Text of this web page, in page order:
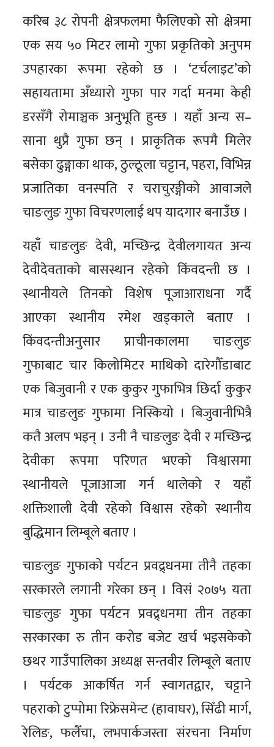
करिब ३८ रोपनी क्षेत्रफलमा फैलिएको सो क्षेत्रमा
एक सय ५० मिटर लामो गुफा प्रकृतिको अनुपम
उपहारका रूपमा रहेको छ । ‘टर्चलाइट’को
सहायतामा अँध्यारो गुफा पार गर्दा मनमा केही
डरसँगै रोमाञ्चक अनुभूति हुन्छ । यहाँ अन्य स–
साना थुप्रै गुफा छन् । प्राकृतिक रूपमै मिलेर
बसेका ढुङ्गाका थाक, ठुल्ठूला चट्टान, पहरा, विभिन्न
प्रजातिका वनस्पति र चराचुरङ्गीको आवाजले
चाङलुङ गुफा विचरणलाई थप यादगार बनाउँछ ।
यहाँ चाङलुङ देवी, मच्छिन्द्र देवीलगायत अन्य
देवीदेवताको बासस्थान रहेको किंवदन्ती छ ।
स्थानीयले तिनको विशेष पूजाआराधना गर्दै
आएका स्थानीय रमेश खड्काले बताए ।
किंवदन्तीअनुसार प्राचीनकालमा चाङलुङ
गुफाबाट चार किलोमिटर माथिको दारेगौँडाबाट
एक बिजुवानी र एक कुकुर गुफाभित्र छिर्दा कुकुर
मात्र चाङलुङ गुफामा निस्कियो । बिजुवानीभित्रै
कतै अलप भइन् । उनी नै चाङलुङ देवी र मच्छिन्द्र
देवीका रूपमा परिणत भएको विश्वासमा
स्थानीयले पूजाआजा गर्न थालेको र यहाँ
शक्तिशाली देवी रहेको विश्वास रहेको स्थानीय
बुद्धिमान लिम्बूले बताए ।
चाङलुङ गुफाको पर्यटन प्रवद्र्धनमा तीनै तहका
सरकारले लगानी गरेका छन् । विसं २०७५ यता
चाङलुङ गुफा पर्यटन प्रवद्र्धनमा तीन तहका
सरकारका रु तीन करोड बजेट खर्च भइसकेको
छथर गाउँपालिका अध्यक्ष सन्तवीर लिम्बूले बताए
। पर्यटक आकर्षित गर्न स्वागतद्वार, चट्टाने
पहराको टुप्पोमा रिफ्रेसमेन्ट (हावाघर), सिँढी मार्ग,
रेलिङ, फलैँचा, लभपार्कजस्ता संरचना निर्माण